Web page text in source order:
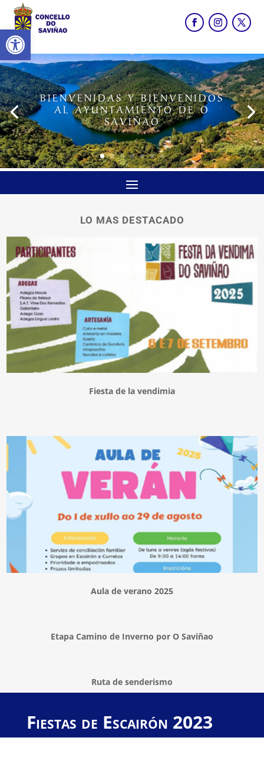
Abrir barra de herramientas
BIENVENIDAS Y BIENVENIDOS
AL AYUNTAMIENTO DE O
SAVIÑAO
LO MAS DESTACADO
Fiesta de la vendimia
Aula de verano 2025
Etapa Camino de Inverno por O Saviñao
Ruta de senderismo
Fiestas de Escairón 2023